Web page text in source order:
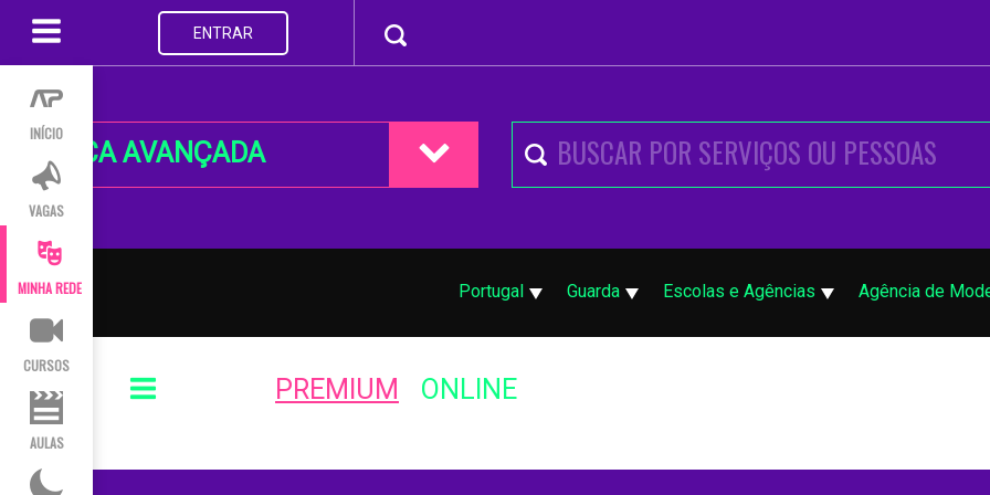
INÍCIO
VAGAS
MINHA REDE
CURSOS
AULAS
ENTRAR
BUSCA AVANÇADA
Portugal Guarda Escolas e Agências Agência de
PREMIUM ONLINE